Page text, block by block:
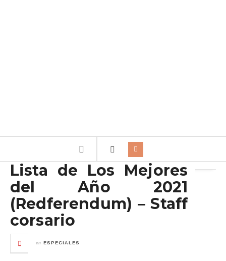
Lista de Los Mejores
del Año 2021
(Redferendum) – Staff
corsario
en ESPECIALES